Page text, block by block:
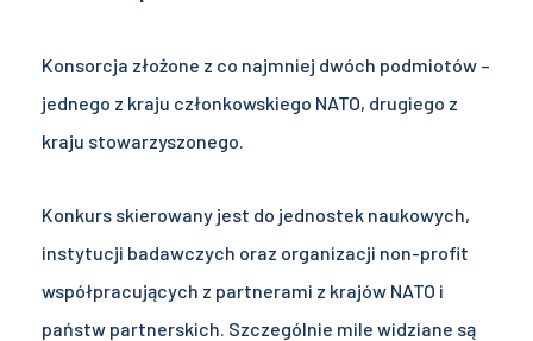
Konsorcja złożone z co najmniej dwóch podmiotów –
jednego z kraju członkowskiego NATO, drugiego z
kraju stowarzyszonego.
Konkurs skierowany jest do jednostek naukowych,
instytucji badawczych oraz organizacji non-profit
współpracujących z partnerami z krajów NATO i
państw partnerskich. Szczególnie mile widziane są